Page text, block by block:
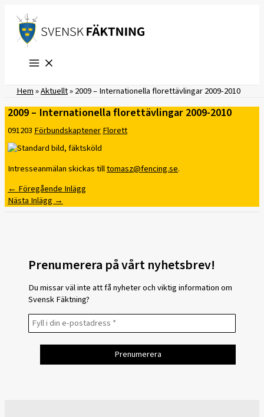
innehåll
Hem»Aktuellt»2009 – Internationella florettävlingar 2009-2010
2009 – Internationella florettävlingar 2009-2010
091203FörbundskaptenerFlorett
Intresseanmälan skickas tilltomasz@fencing.se.
←Föregående Inlägg
Nästa Inlägg→
Prenumerera på vårt nyhetsbrev!
Du missar väl inte att få nyheter och viktig information om
Svensk Fäktning?